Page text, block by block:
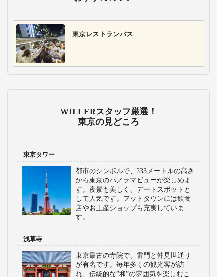
東京レストランバス
WILLERスタッフ厳選！
東京の見どころ
東京タワー
都市のシンボルで、333メートルの高さ
から東京のパノラマビューが楽しめま
す。夜景も美しく、デートスポットと
して人気です。フットタウンには飲食
店やお土産ショップも充実していま
す。
浅草寺
東京最古の寺院で、雷門と仲見世通り
が有名です。毎年多くの観光客が訪
れ、伝統的な”和”の雰囲気を楽しむこ